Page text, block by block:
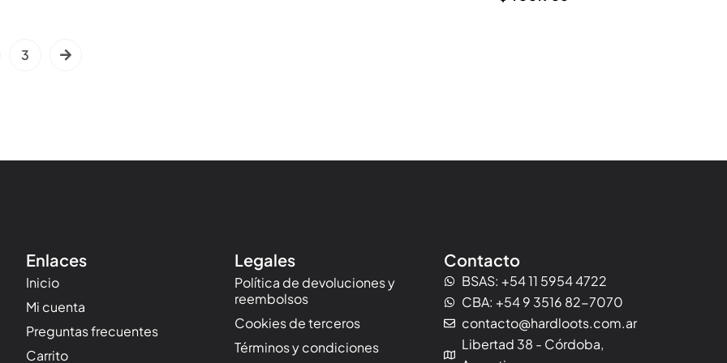
3
Enlaces
Inicio
Mi cuenta
Preguntas frecuentes
Carrito
Legales
Política de devoluciones y
reembolsos
Cookies de terceros
Términos y condiciones
Contacto
BSAS: +54 11 5954 4722
CBA: +54 9 3516 82-7070
contacto@hardloots.com.ar
Libertad 38 - Córdoba,